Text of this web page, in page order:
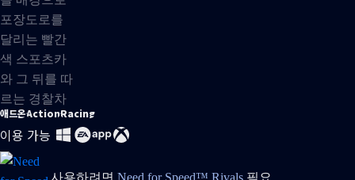
애드온ActionRacing
이용 가능
사용하려면 Need for Speed™ Rivals 필요